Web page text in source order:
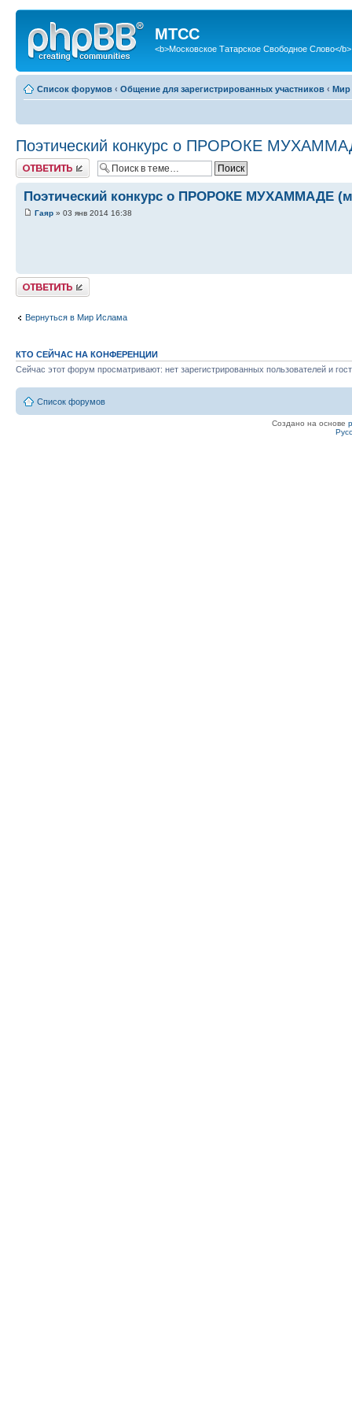
МТСС
<b>Московское Татарское Свободное Слово</b>
Список форумов ‹ Общение для зарегистрированных участников ‹ Мир
Поэтический конкурс о ПРОРОКЕ
Ответить
Поэтический конкурс о ПРОРОКЕ МУХАММАДЕ
Гаяр » 03 янв 2014 16:38
Ответить
Вернуться в Мир Ислама
КТО СЕЙЧАС НА КОНФЕРЕНЦИИ
Сейчас этот форум просматривают: нет зарегистрированных пользователей и
Список форумов
Создано на основе